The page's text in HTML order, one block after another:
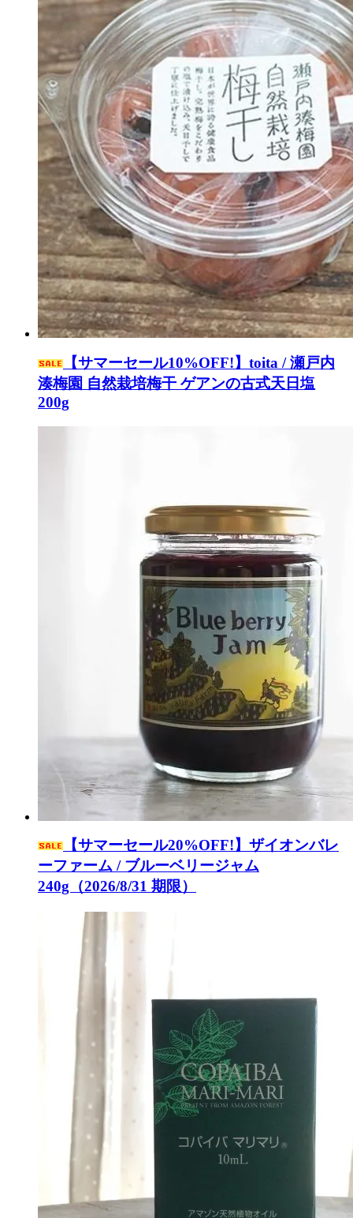
【サマーセール10%OFF!】toita / 瀬戸内
湊梅園 自然栽培梅干 ゲアンの古式天日塩
200g
【サマーセール20%OFF!】ザイオンバレ
ーファーム / ブルーベリージャム
240g（2026/8/31 期限）